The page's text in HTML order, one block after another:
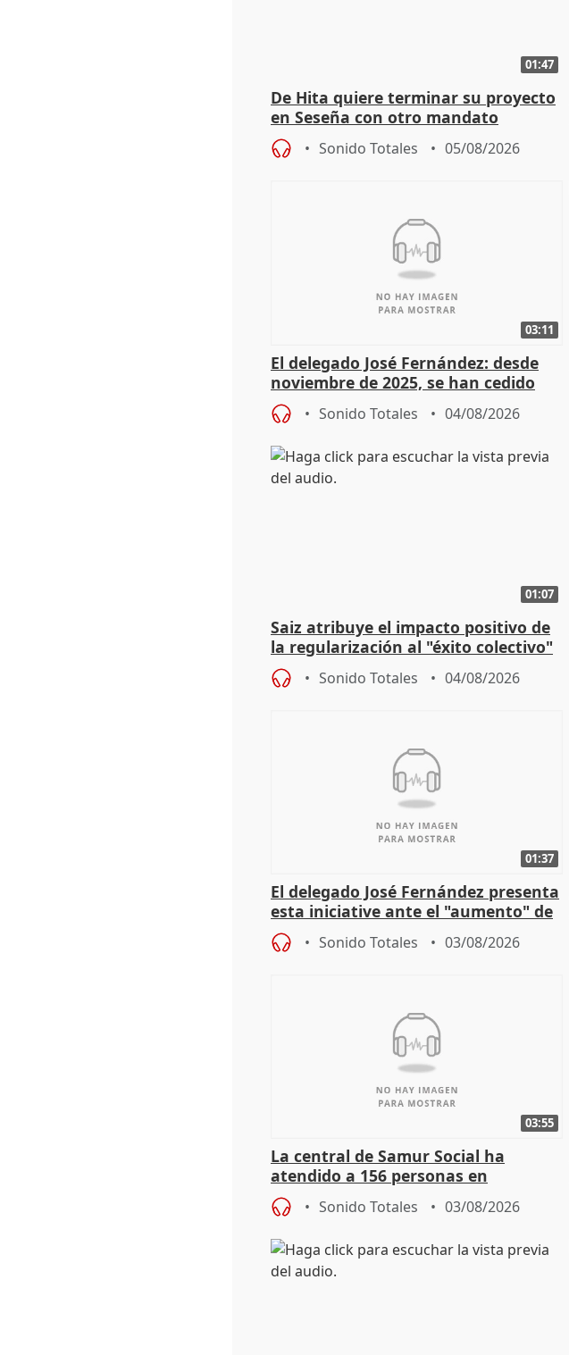
01:47
De Hita quiere terminar su proyecto
en Seseña con otro mandato
Sonido Totales 05/08/2026
03:11
El delegado José Fernández: desde
noviembre de 2025, se han cedido
9.810 ayudas por nacimiento
Sonido Totales 04/08/2026
01:07
Saiz atribuye el impacto positivo de
la regularización al "éxito colectivo"
del Gobierno
Sonido Totales 04/08/2026
01:37
El delegado José Fernández presenta
esta iniciative ante el "aumento" de
personas sin hogar en Madri
Sonido Totales 03/08/2026
03:55
La central de Samur Social ha
atendido a 156 personas en
situación de calle durante Campaña
de CalorSonido Totales 03/08/2026